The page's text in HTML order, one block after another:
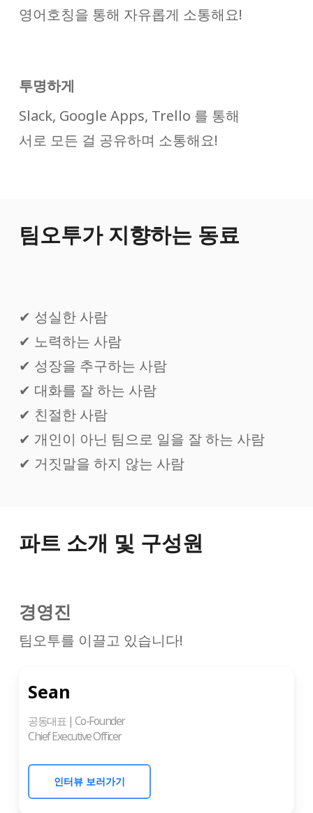
영어호칭을 통해 자유롭게 소통해요!
투명하게
Slack, Google Apps, Trello 를 통해
서로 모든 걸 공유하며 소통해요!
팀오투가 지향하는 동료
✔︎ 성실한 사람
✔︎ 노력하는 사람
✔︎ 성장을 추구하는 사람
✔︎ 대화를 잘 하는 사람
✔︎ 친절한 사람
✔︎ 개인이 아닌 팀으로 일을 잘 하는 사람
✔︎ 거짓말을 하지 않는 사람
파트 소개 및 구성원
경영진
팀오투를 이끌고 있습니다!
Sean
공동대표 | Co-Founder
Chief Executive Officer
인터뷰 보러가기